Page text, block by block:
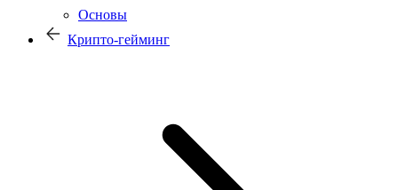
Основы
Крипто-гейминг